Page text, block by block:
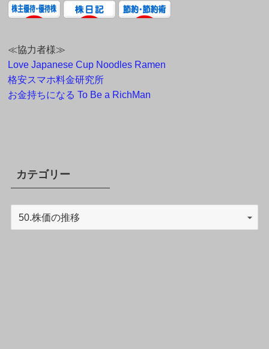
≪協力者様≫
Love Japanese Cup Noodles Ramen
格安スマホ料金研究所
お金持ちになる To Be a RichMan
カテゴリー